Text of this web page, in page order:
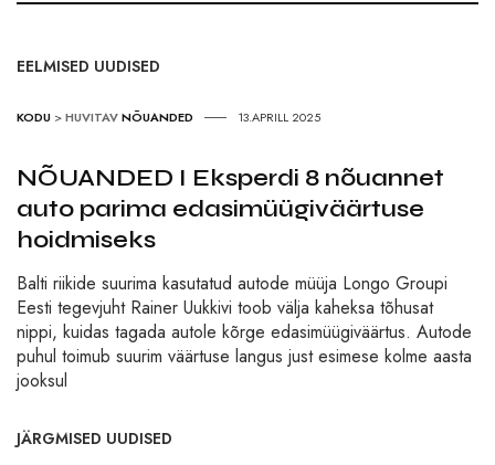
EELMISED UUDISED
KODU >HUVITAVNÕUANDED 13.APRILL 2025
NÕUANDED I Eksperdi 8 nõuannet
auto parima edasimüügiväärtuse
hoidmiseks
Balti riikide suurima kasutatud autode müüja Longo Groupi
Eesti tegevjuht Rainer Uukkivi toob välja kaheksa tõhusat
nippi, kuidas tagada autole kõrge edasimüügiväärtus. Autode
puhul toimub suurim väärtuse langus just esimese kolme aasta
jooksul
JÄRGMISED UUDISED